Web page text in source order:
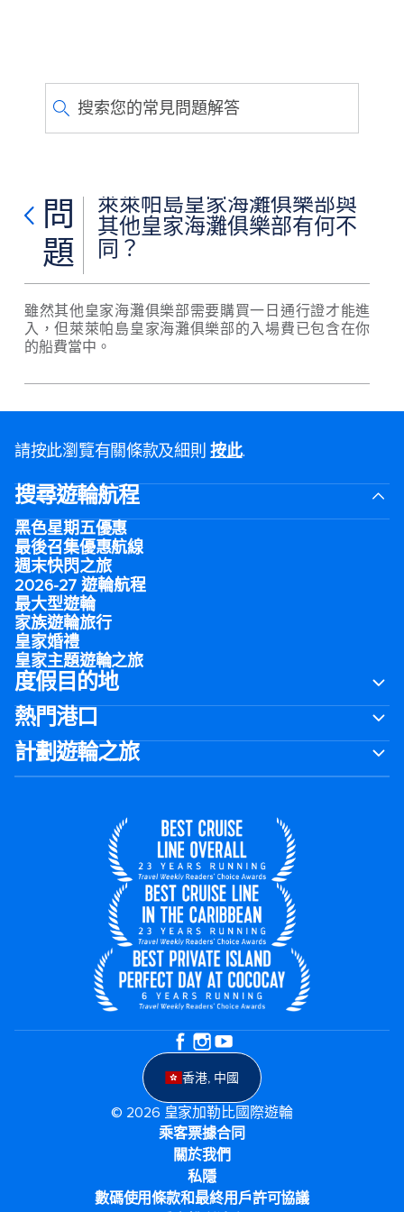
搜索您的常見問題解答
問
題
萊萊帕島皇家海灘俱樂部與
其他皇家海灘俱樂部有何不
同？
雖然其他皇家海灘俱樂部需要購買一日通行證才能進
入，但萊萊帕島皇家海灘俱樂部的入場費已包含在你
的船費當中。
請按此瀏覽有關條款及細則按此.
搜尋遊輪航程
黑色星期五優惠
最後召集優惠航線
週末快閃之旅
2026-27 遊輪航程
最大型遊輪
家族遊輪旅行
皇家婚禮
皇家主題遊輪之旅
度假目的地
熱門港口
計劃遊輪之旅
香港, 中國
© 2026 皇家加勒比國際遊輪
乘客票據合同
關於我們
私隱
數碼使用條款和最終用戶許可協議